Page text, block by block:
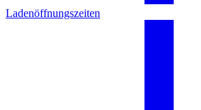
Ladenöffnungszeiten